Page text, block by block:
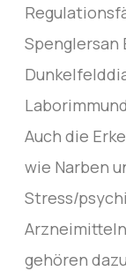
Spenglersan
Auch die
wie Narben
Stress/
gehören